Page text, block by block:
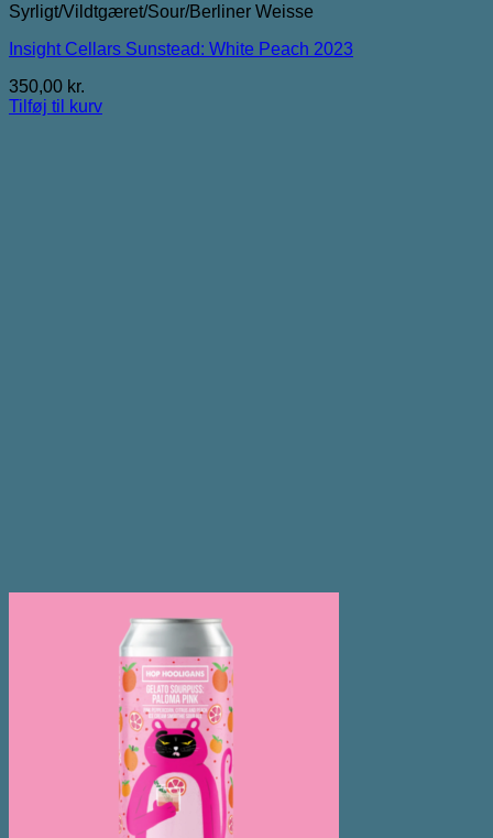
Syrligt/Vildtgæret/Sour/Berliner Weisse
Insight Cellars Sunstead: White Peach 2023
350,00 kr.
Tilføj til kurv